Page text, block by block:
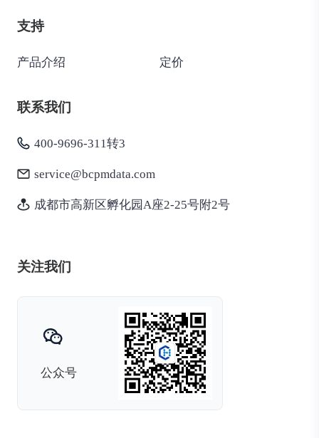
支持
产品介绍 定价
联系我们
400-9696-311转3
service@bcpmdata.com
成都市高新区孵化园A座2-25号附2号
关注我们
公众号